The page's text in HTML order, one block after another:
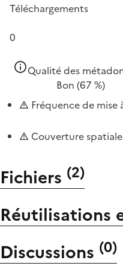
Téléchargements
0
Qualité des
Bon (67 %)
Fréquence de mise
Couverture
Fichiers (2)
Réutilisations
Discussions (0)